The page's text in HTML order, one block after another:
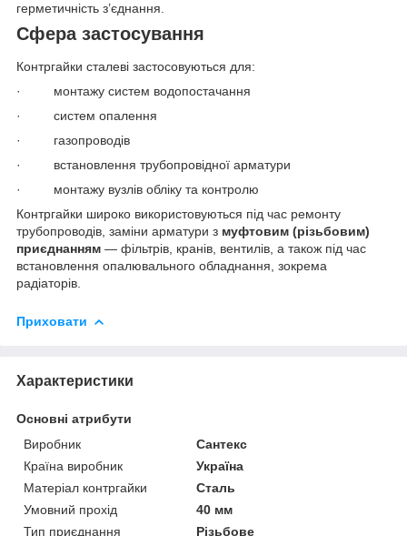
герметичність з’єднання.
Сфера застосування
Контргайки сталеві застосовуються для:
· монтажу систем водопостачання
· систем опалення
· газопроводів
· встановлення трубопровідної арматури
· монтажу вузлів обліку та контролю
Контргайки широко використовуються під час ремонту
трубопроводів, заміни арматури з муфтовим (різьбовим)
приєднанням — фільтрів, кранів, вентилів, а також під час
встановлення опалювального обладнання, зокрема
радіаторів.
Приховати
Характеристики
Основні атрибути
Виробник
Сантекс
Країна виробник
Україна
Матеріал контргайки
Сталь
Умовний прохід
40 мм
Тип приєднання
Різьбове